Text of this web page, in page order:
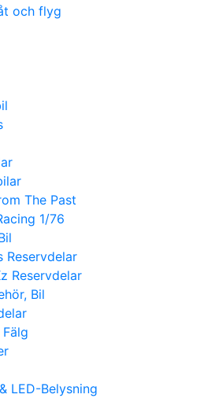
The Past
1/76
Reservdelar
Reservdelar
Bil
LED-Belysning